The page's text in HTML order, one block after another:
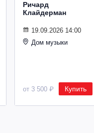
Ричард
Клайдерман
19.09.2026 14:00
Дом музыки
от 3 500 ₽ Купить